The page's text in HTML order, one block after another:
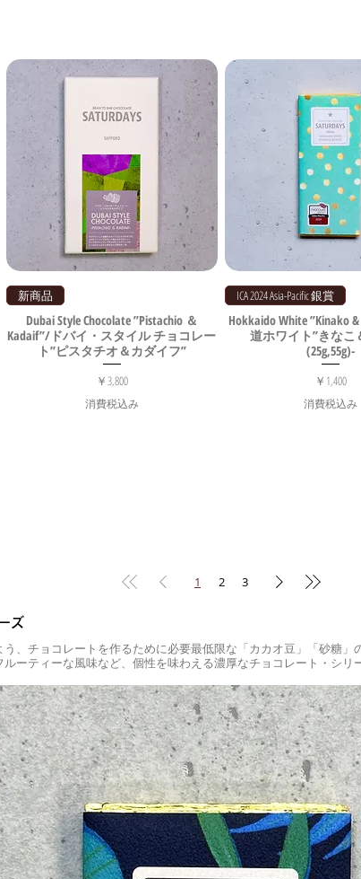
新商品
Dubai Style Chocolate ”Pistachio ＆
Kadaif”/ドバイ・スタイル チョコレー
ト”ピスタチオ＆カダイフ”
価格
￥3,800
消費税込み
ICA 2024 Asia-Pacific 銀賞
Hokkaido White ”Kinako
道ホワイト”きなこ
(25g,55g)-
価格
￥1,400
消費税込み
1 2 3
ズ
、チョコレートを作るために必要最低限な「カカオ豆」「砂糖
ーティーな風味など、個性を味わえる濃厚なチョコレート・シリ